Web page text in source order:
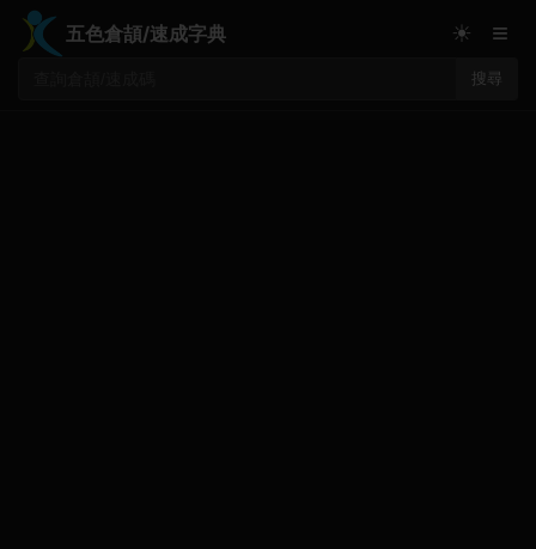
五色倉頡/速成字典
搜尋
☀ ≡